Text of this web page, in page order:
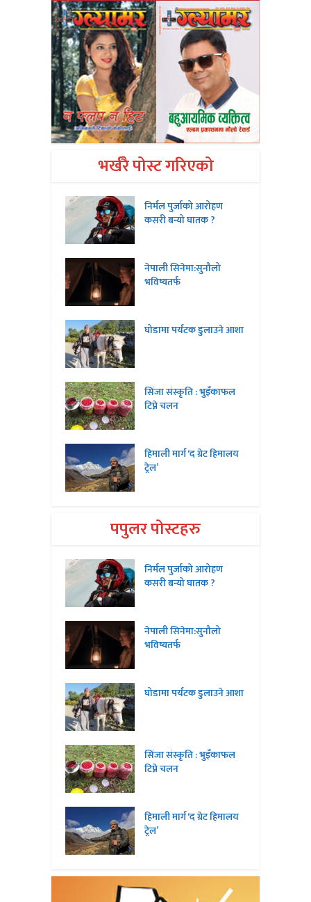
भर्खरै पोस्ट गरिएको
निर्मल पुर्जाको आरोहण
कसरी बन्यो घातक ?
नेपाली सिनेमा:सुनौलो
भविष्यतर्फ
घोडामा पर्यटक डुलाउने आशा
सिंजा संस्कृति : भुइँकाफल
टिप्ने चलन
हिमाली मार्ग ‘द ग्रेट हिमालय
ट्रेल’
पपुलर पोस्टहरु
निर्मल पुर्जाको आरोहण
कसरी बन्यो घातक ?
नेपाली सिनेमा:सुनौलो
भविष्यतर्फ
घोडामा पर्यटक डुलाउने आशा
सिंजा संस्कृति : भुइँकाफल
टिप्ने चलन
हिमाली मार्ग ‘द ग्रेट हिमालय
ट्रेल’